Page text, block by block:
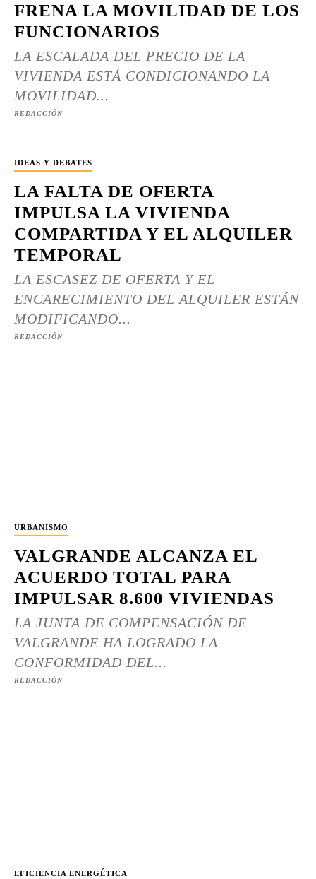
FRENA LA MOVILIDAD DE LOS
FUNCIONARIOS
LA ESCALADA DEL PRECIO DE LA
VIVIENDA ESTÁ CONDICIONANDO LA
MOVILIDAD...
REDACCIÓN
IDEAS Y DEBATES
LA FALTA DE OFERTA
IMPULSA LA VIVIENDA
COMPARTIDA Y EL ALQUILER
TEMPORAL
LA ESCASEZ DE OFERTA Y EL
ENCARECIMIENTO DEL ALQUILER ESTÁN
MODIFICANDO...
REDACCIÓN
URBANISMO
VALGRANDE ALCANZA EL
ACUERDO TOTAL PARA
IMPULSAR 8.600 VIVIENDAS
LA JUNTA DE COMPENSACIÓN DE
VALGRANDE HA LOGRADO LA
CONFORMIDAD DEL...
REDACCIÓN
EFICIENCIA ENERGÉTICA